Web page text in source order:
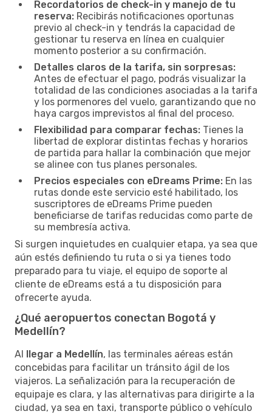
Recordatorios de check-in y manejo de tu
reserva: Recibirás notificaciones oportunas
previo al check-in y tendrás la capacidad de
gestionar tu reserva en línea en cualquier
momento posterior a su confirmación.
Detalles claros de la tarifa, sin sorpresas:
Antes de efectuar el pago, podrás visualizar la
totalidad de las condiciones asociadas a la tarifa
y los pormenores del vuelo, garantizando que no
haya cargos imprevistos al final del proceso.
Flexibilidad para comparar fechas: Tienes la
libertad de explorar distintas fechas y horarios
de partida para hallar la combinación que mejor
se alinee con tus planes personales.
Precios especiales con eDreams Prime: En las
rutas donde este servicio esté habilitado, los
suscriptores de eDreams Prime pueden
beneficiarse de tarifas reducidas como parte de
su membresía activa.
Si surgen inquietudes en cualquier etapa, ya sea que
aún estés definiendo tu ruta o si ya tienes todo
preparado para tu viaje, el equipo de soporte al
cliente de eDreams está a tu disposición para
ofrecerte ayuda.
¿Qué aeropuertos conectan Bogotá y
Medellín?
Al llegar a Medellín, las terminales aéreas están
concebidas para facilitar un tránsito ágil de los
viajeros. La señalización para la recuperación de
equipaje es clara, y las alternativas para dirigirte a la
ciudad, ya sea en taxi, transporte público o vehículo